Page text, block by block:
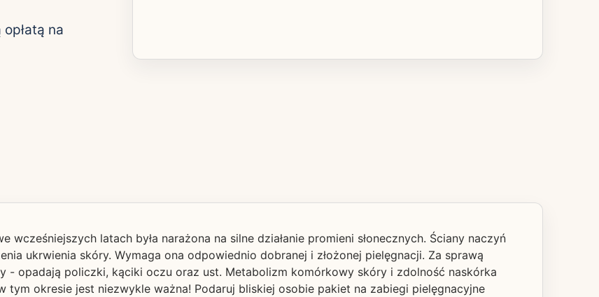
na
latach była narażona na silne działanie promieni słonecznych. Ściany naczyń
ukrwienia skóry. Wymaga ona odpowiednio dobranej i złożonej pielęgnacji. Za sprawą
- opadają policzki, kąciki oczu oraz ust. Metabolizm komórkowy skóry i zdolność naskórka
okresie jest niezwykle ważna! Podaruj bliskiej osobie pakiet na zabiegi pielęgnacyjne